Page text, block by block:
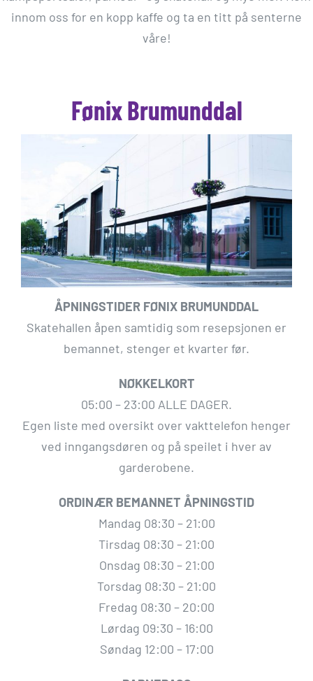
innom oss for en kopp kaffe og ta en titt på senterne
våre!
Fønix Brumunddal
ÅPNINGSTIDER FØNIX BRUMUNDDAL
Skatehallen åpen samtidig som resepsjonen er
bemannet, stenger et kvarter før.
NØKKELKORT
05:00 – 23:00 ALLE DAGER.
Egen liste med oversikt over vakttelefon henger
ved inngangsdøren og på speilet i hver av
garderobene.
ORDINÆR BEMANNET ÅPNINGSTID
Mandag 08:30 – 21:00
Tirsdag 08:30 – 21:00
Onsdag 08:30 – 21:00
Torsdag 08:30 – 21:00
Fredag 08:30 – 20:00
Lørdag 09:30 – 16:00
Søndag 12:00 – 17:00